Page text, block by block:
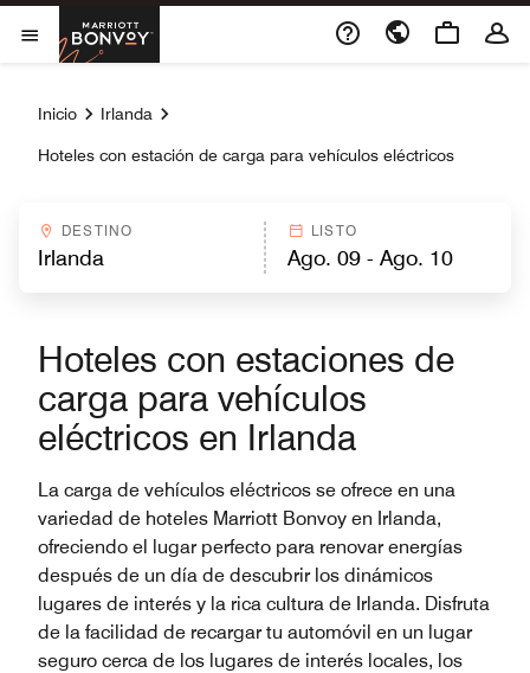
Skip to Content
Abrir el menú
Marriott Bonvoy
Inicio Irlanda
Hoteles con estación de carga para vehículos eléctricos
DESTINO LISTO
Hoteles con estaciones de
carga para vehículos
eléctricos en Irlanda
La carga de vehículos eléctricos se ofrece en una
variedad de hoteles Marriott Bonvoy en Irlanda,
ofreciendo el lugar perfecto para renovar energías
después de un día de descubrir los dinámicos
lugares de interés y la rica cultura de Irlanda. Disfruta
de la facilidad de recargar tu automóvil en un lugar
seguro cerca de los lugares de interés locales, los